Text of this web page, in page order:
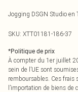
Jogging DSGN Studio en
SKU: XTT01181-186-37
*Politique de prix
À compter du 1er juillet
sein de l’UE sont
remboursables. Ces frais
l’importation de biens de